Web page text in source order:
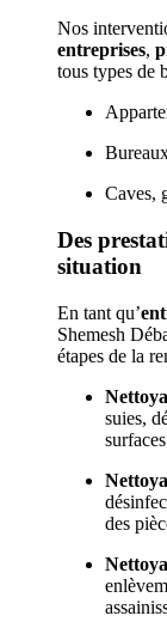
Nos
entreprises,
tous types de
Caves,
Des
situation
En tant qu’
Shemesh
étapes de la
suies,
des